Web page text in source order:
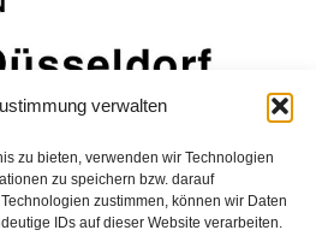
verwalten
zu bieten, verwenden wir Technologien
zu speichern bzw. darauf
zustimmen, können wir Daten
IDs auf dieser Website verarbeiten.
Jagd mit